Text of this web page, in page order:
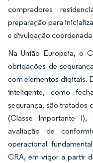
compradores
preparação para
e divulgação
Na União Europeia, o
obrigações de
com elementos digitais.
inteligente, como
segurança, são tratados
(Classe Importante
avaliação de
operacional
CRA, em vigor a partir